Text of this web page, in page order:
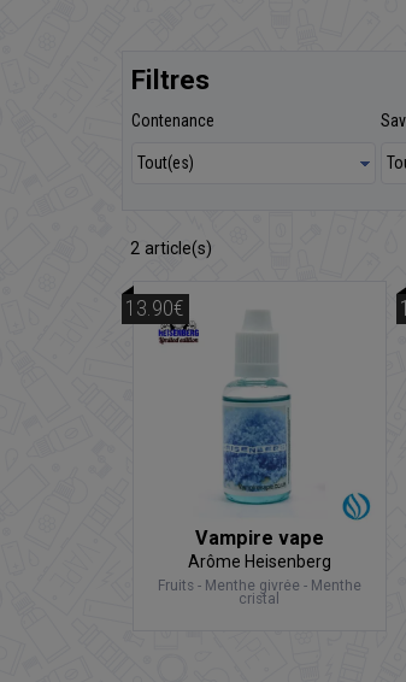
Filtres
Contenance
2 article(s)
Vampire vape
Arôme Heisenberg
Fruits - Menthe givrée - Menthe
cristal
13.90€